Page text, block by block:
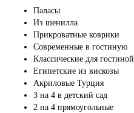
Паласы
Из шенилла
Прикроватные коврики
Современные в гостиную
Классические для гостиной
Египетские из вискозы
Акриловые Турция
3 на 4 в детский сад
2 на 4 прямоугольные